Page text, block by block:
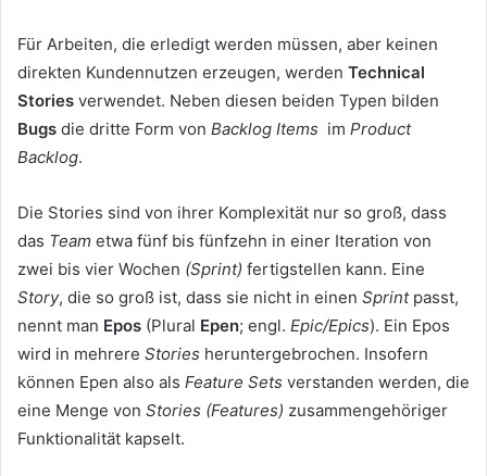
Für Arbeiten, die erledigt werden müssen, aber keinen
direkten Kundennutzen erzeugen, werden Technical
Stories verwendet. Neben diesen beiden Typen bilden
Bugs die dritte Form von Backlog Items im Product
Backlog.
Die Stories sind von ihrer Komplexität nur so groß, dass
das Team etwa fünf bis fünfzehn in einer Iteration von
zwei bis vier Wochen (Sprint) fertigstellen kann. Eine
Story, die so groß ist, dass sie nicht in einen Sprintpasst,
nennt man Epos (Plural Epen; engl. Epic/Epics). Ein Epos
wird in mehrere Stories heruntergebrochen. Insofern
können Epen also als Feature Sets verstanden werden, die
eine Menge von Stories (Features) zusammengehöriger
Funktionalität kapselt.